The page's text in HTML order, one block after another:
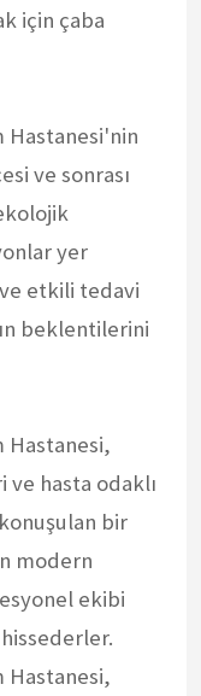
için çaba
Hastanesi'nin
ve sonrası
yer
etkili tedavi
beklentilerini
Hastanesi,
hasta odaklı
bir
modern
ekibi
Hastanesi,